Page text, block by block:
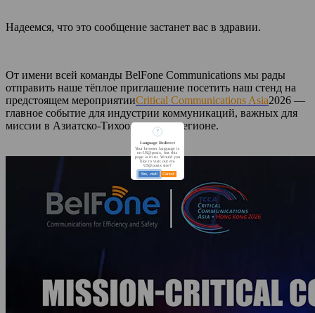
Надеемся, что это сообщение застанет вас в здравии.
От имени всей команды BelFone Communications мы рады
отправить наше тёплое приглашение посетить наш стенд на
предстоящем мероприятииCritical Communications Asia2026 —
главное событие для индустрии коммуникаций, важных для
миссии в Азиатско-Тихоокеанском регионе.
?
Language Redirect
Your browser language is
en-US@posix, but this
page is in ru. Would you
like to visit our en-
US@posix site?
Yes, visit! Cancel